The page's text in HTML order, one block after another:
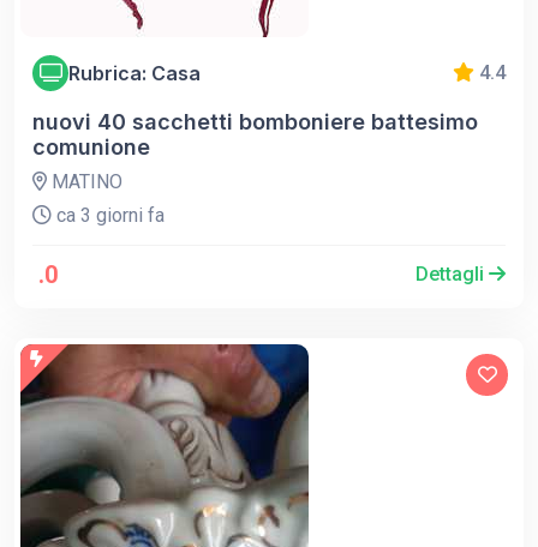
Rubrica: Casa 4.4
nuovi 40 sacchetti bomboniere battesimo
comunione
MATINO
ca 3 giorni fa
.0 Dettagli